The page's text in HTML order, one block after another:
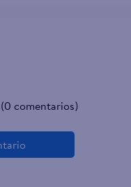
(0 comentarios)